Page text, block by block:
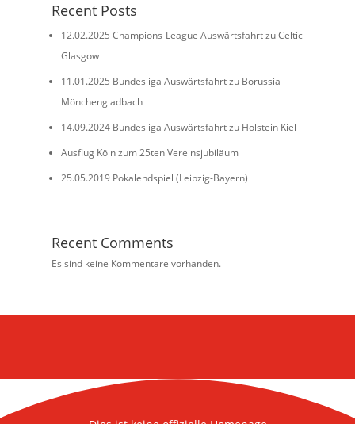
Recent Posts
12.02.2025 Champions-League Auswärtsfahrt zu Celtic
Glasgow
11.01.2025 Bundesliga Auswärtsfahrt zu Borussia
Mönchengladbach
14.09.2024 Bundesliga Auswärtsfahrt zu Holstein Kiel
Ausflug Köln zum 25ten Vereinsjubiläum
25.05.2019 Pokalendspiel (Leipzig-Bayern)
Recent Comments
Es sind keine Kommentare vorhanden.